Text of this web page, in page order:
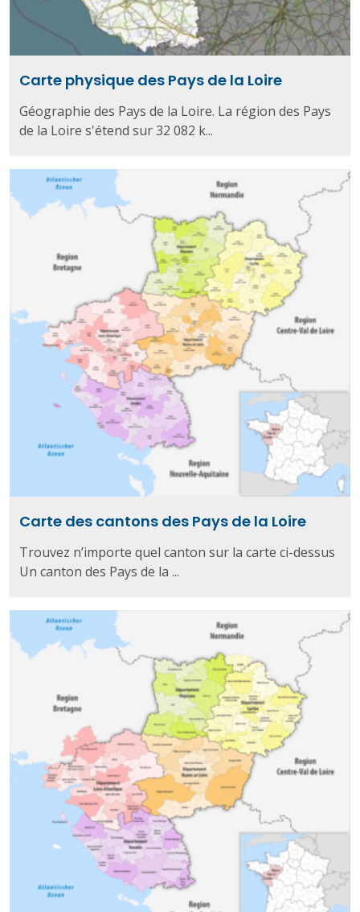
Carte physique des Pays de la Loire
Géographie des Pays de la Loire. La région des Pays
de la Loire s'étend sur 32 082 k...
Carte des cantons des Pays de la Loire
Trouvez n’importe quel canton sur la carte ci-dessus
Un canton des Pays de la ...